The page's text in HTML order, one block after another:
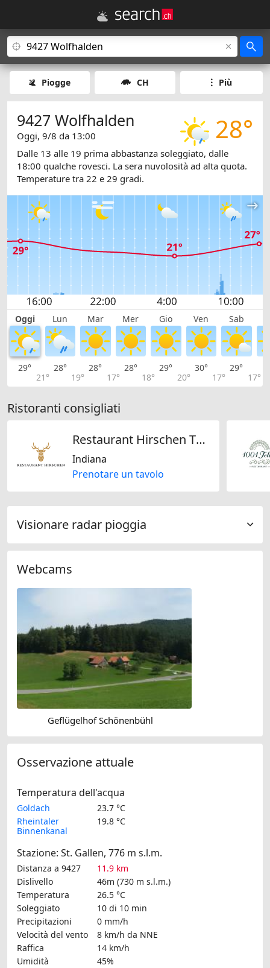
Piogge CH Più
28°
9427 Wolfhalden
Oggi, 9/8 da 13:00
Dalle 13 alle 19 prima abbastanza soleggiato, dalle
18:00 qualche rovesci. La sera nuvolosità ad alta quota.
Temperature tra 22 e 29 gradi.
Oggi Lun Mar Mer Gio Ven Sab
29°
21°
28°
19°
28°
17°
28°
18°
29°
20°
30°
17°
29°
17°
Ristoranti consigliati
Restaurant Hirschen Thal
Indiana
Prenotare un tavolo
Visionare radar pioggia
Webcams
Geflügelhof Schönenbühl
Osservazione attuale
Temperatura dell'acqua
Goldach
23.7 °C
Rheintaler
Binnenkanal
19.8 °C
Stazione: St. Gallen, 776 m s.l.m.
Distanza a 9427
11.9 km
Dislivello
46m (730 m s.l.m.)
Temperatura
26.5 °C
Soleggiato
10 di 10 min
Precipitazioni
0 mm/h
Velocità del vento
8 km/h da NNE
Raffica
14 km/h
Umidità
45%